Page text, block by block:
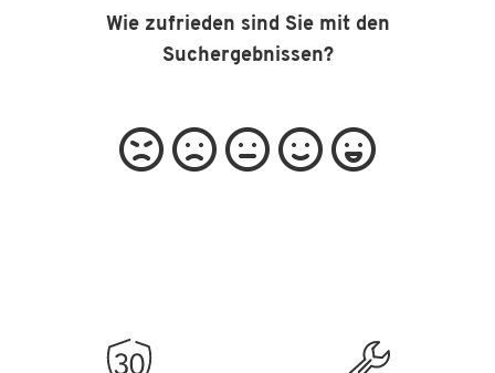
Wie zufrieden sind Sie mit den
Suchergebnissen?